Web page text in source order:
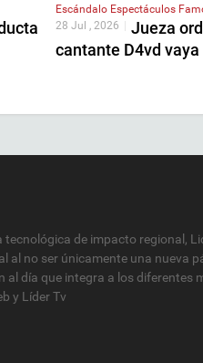
Escándalo Espectáculos
28 Jul , 2026 | Jueza
cantante D4vd
de impacto regional,
al no ser únicamente una nueva
día que integra a los diferentes
y Líder Tv